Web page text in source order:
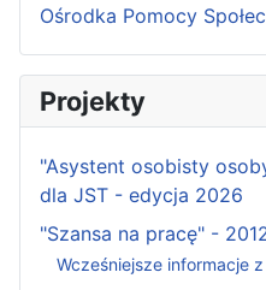
Ośrodka Pomocy
Projekty
"Asystent osobisty
dla JST - edycja 2026
"Szansa na pracę" -
Wcześniejsze informacje